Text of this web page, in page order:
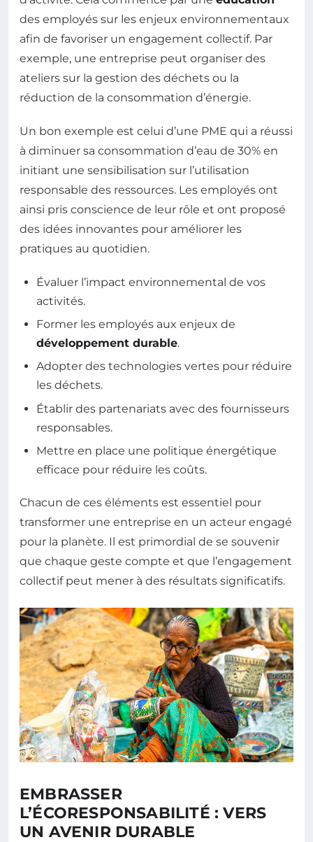
des employés sur les enjeux environnementaux
afin de favoriser un engagement collectif. Par
exemple, une entreprise peut organiser des
ateliers sur la gestion des déchets ou la
réduction de la consommation d’énergie.
Un bon exemple est celui d’une PME qui a réussi
à diminuer sa consommation d’eau de 30% en
initiant une sensibilisation sur l’utilisation
responsable des ressources. Les employés ont
ainsi pris conscience de leur rôle et ont proposé
des idées innovantes pour améliorer les
pratiques au quotidien.
Évaluer l’impact environnemental de vos
activités.
Former les employés aux enjeux de
développement durable.
Adopter des technologies vertes pour réduire
les déchets.
Établir des partenariats avec des fournisseurs
responsables.
Mettre en place une politique énergétique
efficace pour réduire les coûts.
Chacun de ces éléments est essentiel pour
transformer une entreprise en un acteur engagé
pour la planète. Il est primordial de se souvenir
que chaque geste compte et que l’engagement
collectif peut mener à des résultats significatifs.
EMBRASSER
L’ÉCORESPONSABILITÉ : VERS
UN AVENIR DURABLE